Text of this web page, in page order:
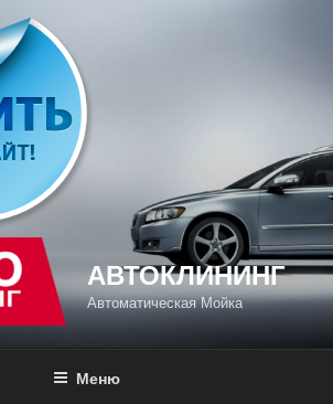
АВТОКЛИНИНГ
Автоматическая Мойка
Меню